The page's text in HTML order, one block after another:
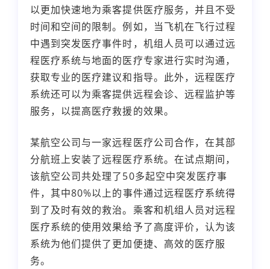
以更加快速地为乘客提供医疗服务，并且不受
时间和空间的限制。例如，当飞机在飞行过程
中遇到突发医疗事件时，机组人员可以通过远
程医疗系统与地面的医疗专家进行实时沟通，
获取专业的医疗建议和指导。此外，远程医疗
系统还可以为乘客提供远程会诊、远程监护等
服务，以提高医疗救援的效果。
某航空公司与一家远程医疗公司合作，在其部
分航班上安装了远程医疗系统。在试点期间，
该航空公司共处理了50多起空中突发医疗事
件，其中80%以上的事件通过远程医疗系统得
到了及时有效的救治。乘客和机组人员对远程
医疗系统的使用效果给予了高度评价，认为该
系统为他们提供了更加便捷、高效的医疗服
务。